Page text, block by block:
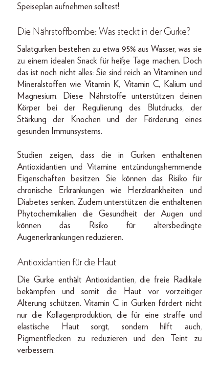
Speiseplan aufnehmen solltest!
Die Nährstoffbombe: Was steckt in der Gurke?
Salatgurken bestehen zu etwa 95% aus Wasser, was sie
zu einem idealen Snack für heiße Tage machen. Doch
das ist noch nicht alles: Sie sind reich an Vitaminen und
Mineralstoffen wie Vitamin K, Vitamin C, Kalium und
Magnesium. Diese Nährstoffe unterstützen deinen
Körper bei der Regulierung des Blutdrucks, der
Stärkung der Knochen und der Förderung eines
gesunden Immunsystems.
Studien zeigen, dass die in Gurken enthaltenen
Antioxidantien und Vitamine entzündungshemmende
Eigenschaften besitzen. Sie können das Risiko für
chronische Erkrankungen wie Herzkrankheiten und
Diabetes senken. Zudem unterstützen die enthaltenen
Phytochemikalien die Gesundheit der Augen und
können das Risiko für altersbedingte
Augenerkrankungen reduzieren.
Antioxidantien für die Haut
Die Gurke enthält Antioxidantien, die freie Radikale
bekämpfen und somit die Haut vor vorzeitiger
Alterung schützen. Vitamin C in Gurken fördert nicht
nur die Kollagenproduktion, die für eine straffe und
elastische Haut sorgt, sondern hilft auch,
Pigmentflecken zu reduzieren und den Teint zu
verbessern.